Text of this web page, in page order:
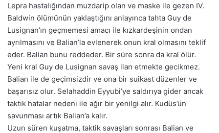
Lepra hastalığından muzdarip olan ve maske ile gezen IV.
Baldwin ölümünün yaklaştığını anlayınca tahta Guy de
Lusignan’ın geçmemesi amacı ile kızkardeşinin ondan
ayrılmasını ve Balian’la evlenerek onun kral olmasını teklif
eder. Balian bunu reddeder. Bir süre sonra da kral ölür.
Yeni kral Guy de Lusignan savaş ilan etmekte gecikmez.
Balian ile de geçimsizdir ve ona bir suikast düzenler ve
başarısız olur. Selahaddin Eyyubi’ye saldırıya gider ancak
taktik hatalar nedeni ile ağır bir yenilgi alır. Kudüs’ün
savunması artık Balian’a kalır.
Uzun süren kuşatma, taktik savaşları sonrası Balian ve